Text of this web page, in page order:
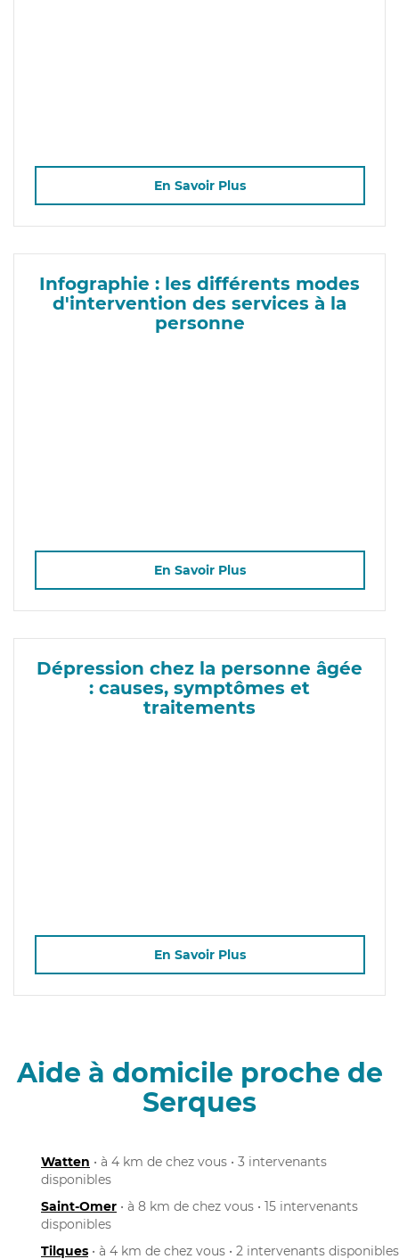
En Savoir Plus
Infographie : les différents modes
d'intervention des services à la
personne
En Savoir Plus
Dépression chez la personne âgée
: causes, symptômes et
traitements
En Savoir Plus
Aide à domicile proche de
Serques
Watten • à 4 km de chez vous • 3 intervenants
disponibles
Saint-Omer • à 8 km de chez vous • 15 intervenants
disponibles
Tilques • à 4 km de chez vous • 2 intervenants disponibles